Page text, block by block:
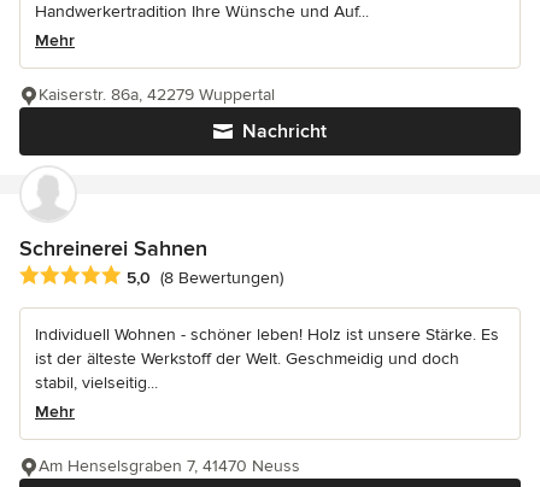
Handwerkertradition Ihre Wünsche und Auf...
Mehr
Nachricht
Kaiserstr. 86a, 42279 Wuppertal
Schreinerei Sahnen
Durchschnittliche Bewertung: 5 von 5 Sternen
5,0 (8 Bewertungen)
Individuell Wohnen - schöner leben! Holz ist unsere Stärke. Es
ist der älteste Werkstoff der Welt. Geschmeidig und doch
stabil, vielseitig...
Mehr
Am Henselsgraben 7, 41470 Neuss